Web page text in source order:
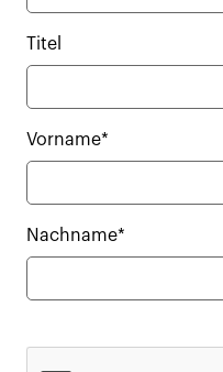
Titel
Vorname*
Nachname*